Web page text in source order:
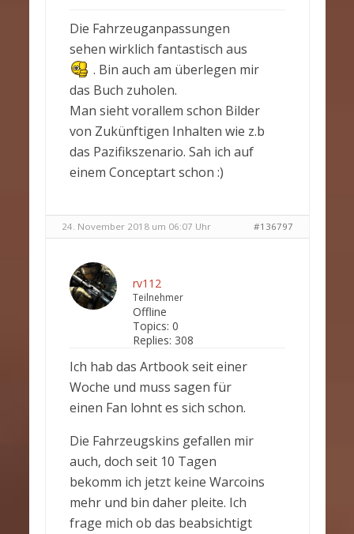
Die Fahrzeuganpassungen
sehen wirklich fantastisch aus
. Bin auch am überlegen mir
das Buch zuholen.
Man sieht vorallem schon Bilder
von Zukünftigen Inhalten wie z.b
das Pazifikszenario. Sah ich auf
einem Conceptart schon :)
24. November 2018 um 06:07 Uhr #136797
rv112
Teilnehmer
Offline
Topics: 0
Replies: 308
Ich hab das Artbook seit einer
Woche und muss sagen für
einen Fan lohnt es sich schon.
Die Fahrzeugskins gefallen mir
auch, doch seit 10 Tagen
bekomm ich jetzt keine Warcoins
mehr und bin daher pleite. Ich
frage mich ob das beabsichtigt